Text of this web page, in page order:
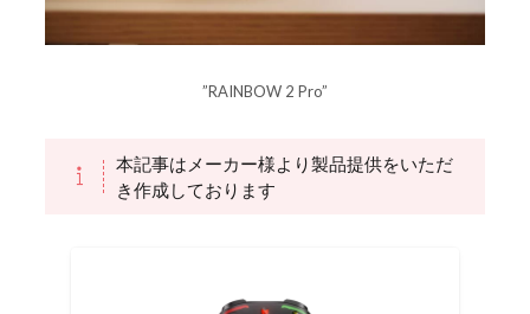
”RAINBOW 2 Pro”
本記事はメーカー様より製品提供をいただ
き作成しております